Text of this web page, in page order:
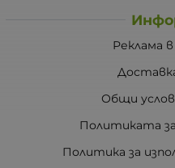
Реклама
Общи
Политиката
Политика за